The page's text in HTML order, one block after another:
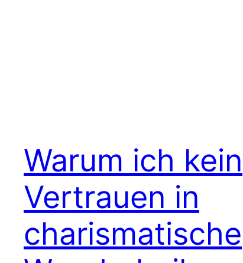
Warum ich kein
Vertrauen in
charismatische